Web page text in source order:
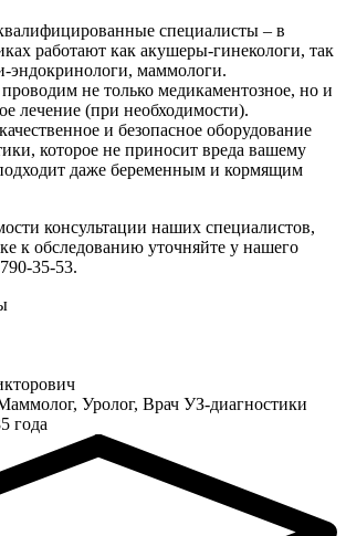
специалисты – в
работают как акушеры-гинекологи, так
эндокринологи, маммологи.
не только медикаментозное, но и
лечение (при необходимости).
и безопасное оборудование
которое не приносит вреда вашему
даже беременным и кормящим
консультации наших специалистов,
к обследованию уточняйте у нашего
35-53.
Уролог, Врач УЗ-диагностики
года